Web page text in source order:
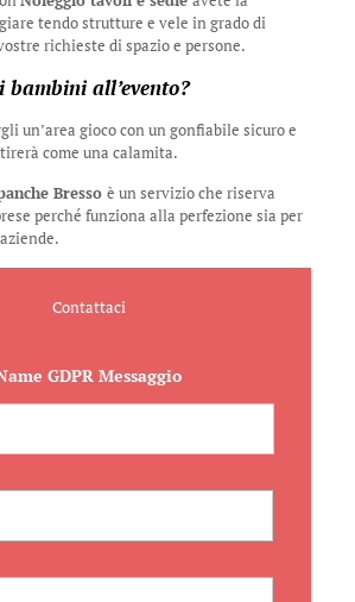
tendo strutture e vele in grado di
richieste di spazio e persone.
bambini all’evento?
un’area gioco con un gonfiabile sicuro e
come una calamita.
Bresso è un servizio che riserva
perché funziona alla perfezione sia per
Contattaci
GDPR Messaggio